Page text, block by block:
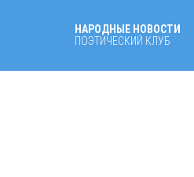
НАРОДНЫЕ НОВОСТИ
ПОЭТИЧЕСКИЙ КЛУБ